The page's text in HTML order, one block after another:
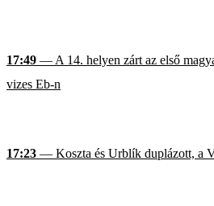
17:49 — A 14. helyen zárt az első
vizes Eb-n
17:23 — Koszta és Urblík duplázott, a